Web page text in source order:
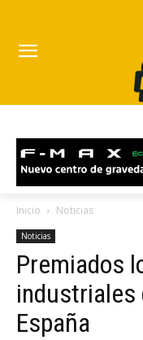
Inicio Noticias
Noticias
Premiados
industriales
España